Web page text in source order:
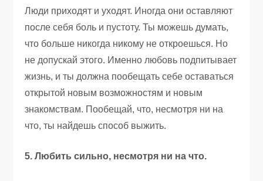
Люди приходят и уходят. Иногда они оставляют
после себя боль и пустоту. Ты можешь думать,
что больше никогда никому не откроешься. Но
не допускай этого. Именно любовь подпитывает
жизнь, и ты должна пообещать себе оставаться
открытой новым возможностям и новым
знакомствам. Пообещай, что, несмотря ни на
что, ты найдешь способ выжить.
5. Любить сильно, несмотря ни на что.